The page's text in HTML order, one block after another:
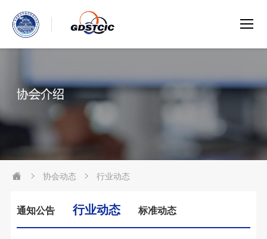
协会动态 行业动态
通知公告 行业动态 标准动态